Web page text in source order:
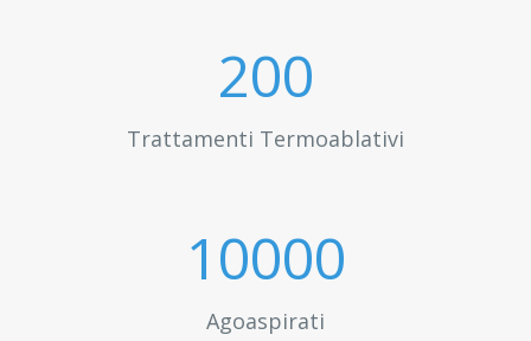
200
Trattamenti Termoablativi
10000
Agoaspirati